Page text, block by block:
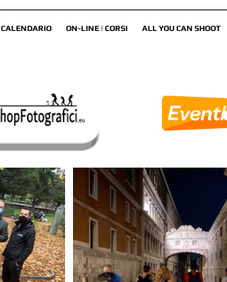
CALENDARIO ON-LINE | CORSI ALL YOU CAN SHOOT